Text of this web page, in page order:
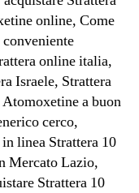
online, Come
online italia,
Israele, Strattera
a buon
cerco,
linea Strattera 10
Mercato Lazio,
Strattera 10